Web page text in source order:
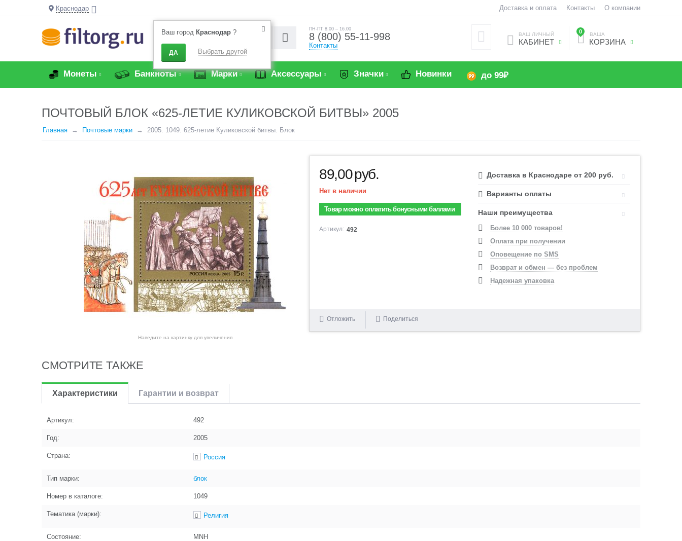
Краснодар
Ваш город Краснодар ?
ДА Выбрать другой
Доставка и оплата Контакты О компании
ПН-ПТ 8.00 – 16.00
8 (800) 55-11-998
Контакты
0 ВАША
КОРЗИНА
ВАШ ЛИЧНЫЙ
КАБИНЕТ
Монеты Банкноты Марки Аксессуары Значки Новинки до 99₽
ПОЧТОВЫЙ БЛОК «625-ЛЕТИЕ КУЛИКОВСКОЙ БИТВЫ» 2005
Главная Почтовые марки 2005. 1049. 625-летие Куликовской битвы. Блок
Наведите на картинку для увеличения
89,00руб.
Нет в наличии
Товар можно оплатить бонусными баллами
Артикул: 492
Доставка в Краснодаре от 200 руб.
Варианты оплаты
Наши преимущества
Более 10 000 товаров!
Оплата при получении
Оповещение по SMS
Возврат и обмен — без проблем
Надежная упаковка
Отложить Поделиться
СМОТРИТЕ ТАКЖЕ
Характеристики Гарантии и возврат
Артикул: 492
Год: 2005
Страна: Россия
Тип марки: блок
Номер в каталоге: 1049
Тематика (марки): Религия
Состояние: MNH